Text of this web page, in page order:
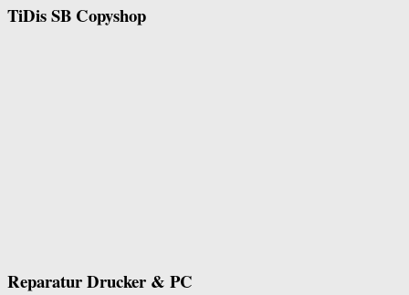
TiDis SB Copyshop
Reparatur Drucker & PC